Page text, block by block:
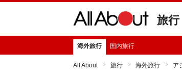
旅行
海外旅行 国内旅行
All About 旅行 海外旅行 ア